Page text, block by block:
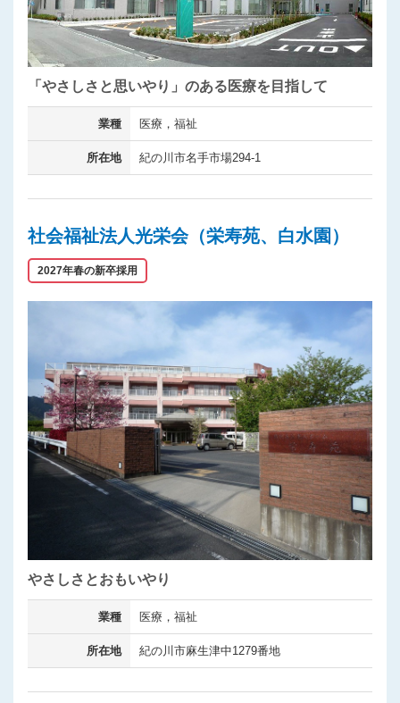
「やさしさと思いやり」のある医療を目指して
業種 医療，福祉
所在地 紀の川市名手市場294-1
社会福祉法人光栄会（栄寿苑、白水園）
2027年春の新卒採用
やさしさとおもいやり
業種 医療，福祉
所在地 紀の川市麻生津中1279番地